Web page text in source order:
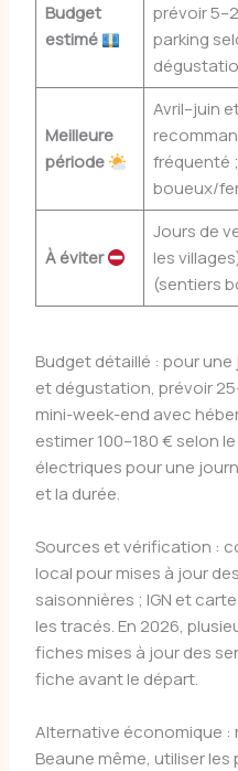
Budget
estimé
prévoir
parking
Meilleure
période
Avril–juin
fréquenté
boueux/
À éviter
Jours de
les
(sentiers
Budget détaillé : pour
et dégustation, prévoir
mini-week-end avec
estimer 100–180 € selon
électriques pour une
et la durée.
Sources et vérification :
local pour mises à jour
saisonnières ; IGN et
les tracés. En 2026,
fiches mises à jour des
fiche avant le départ.
Alternative économique :
Beaune même, utiliser